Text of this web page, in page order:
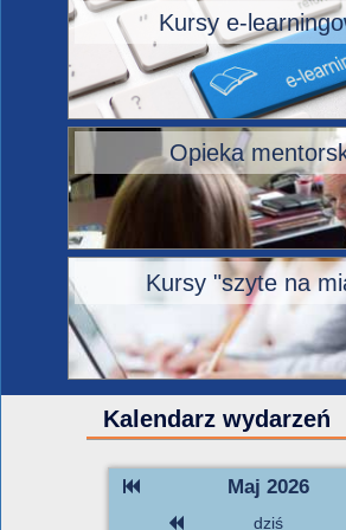
Kursy e-
Opieka
Kursy "szyte na
Kalendarz wydarzeń
Maj 2026
dziś